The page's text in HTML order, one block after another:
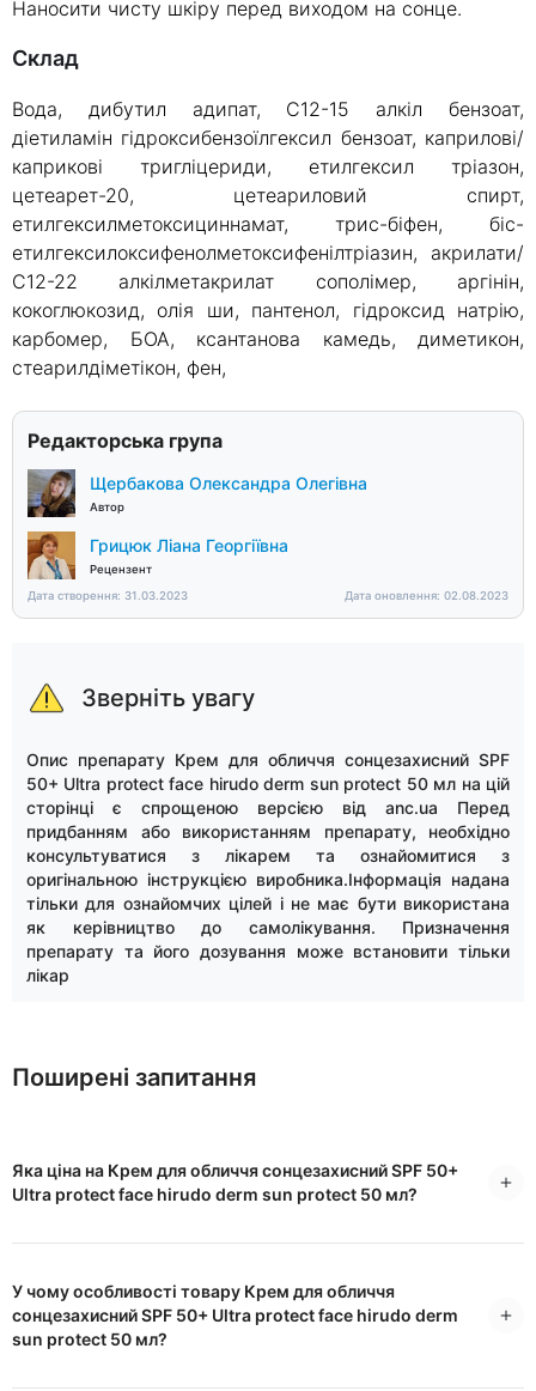
Наносити чисту шкіру перед виходом на сонце.
склад
Вода, дибутил адипат, C12-15 алкіл бензоат,
діетиламін гідроксибензоїлгексил бензоат, каприлові/
каприкові тригліцериди, етилгексил тріазон,
цетеарет-20, цетеариловий спирт,
етилгексилметоксициннамат, трис-біфен, біс-
етилгексилоксифенолметоксифенілтріазин, акрилати/
С12-22 алкілметакрилат сополімер, аргінін,
кокоглюкозид, олія ши, пантенол, гідроксид натрію,
карбомер, БОА, ксантанова камедь, диметикон,
стеарилдіметікон, фен,
Редакторська група
Щербакова Олександра Олегівна
Автор
Грицюк Ліана Георгіївна
Рецензент
Дата створення: 31.03.2023
Дата оновлення: 02.08.2023
Зверніть увагу
Опис препарату Крем для обличчя сонцезахисний SPF
50+ Ultra protect face hirudo derm sun protect 50 мл на цій
сторінці є спрощеною версією від anc.ua Перед
придбанням або використанням препарату, необхідно
консультуватися з лікарем та ознайомитися з
оригінальною інструкцією виробника.Інформація надана
тільки для ознайомчих цілей і не має бути використана
як керівництво до самолікування. Призначення
препарату та його дозування може встановити тільки
лікар
Поширені запитання
Яка ціна на Крем для обличчя сонцезахисний SPF 50+
Ultra protect face hirudo derm sun protect 50 мл?
У чому особливості товару Крем для обличчя
сонцезахисний SPF 50+ Ultra protect face hirudo derm
sun protect 50 мл?